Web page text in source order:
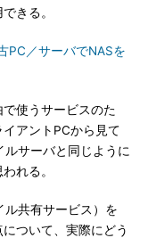
きる。
PC／サーバでNASを
使うサービスのた
アントPCから見て
サーバと同じように
れる。
共有サービス）を
ついて、実際にどう